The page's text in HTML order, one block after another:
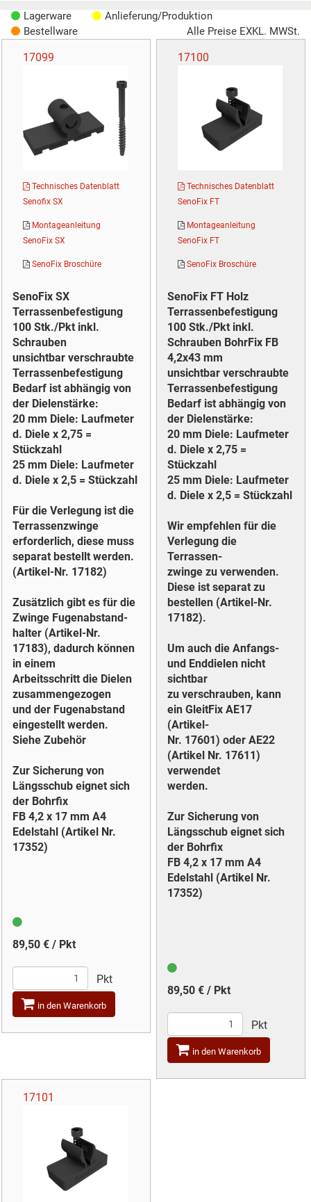
Lagerware
Anlieferung/Produktion
Bestellware
Alle Preise EXKL. MWSt.
17099
Technisches Datenblatt
Senofix SX
Montageanleitung
SenoFix SX
SenoFix Broschüre
SenoFix SX
Terrassenbefestigung
100 Stk./Pkt inkl.
Schrauben
unsichtbar verschraubte
Terrassenbefestigung
Bedarf ist abhängig von
der Dielenstärke:
20 mm Diele: Laufmeter
d. Diele x 2,75 =
Stückzahl
25 mm Diele: Laufmeter
d. Diele x 2,5 = Stückzahl
Für die Verlegung ist die
Terrassenzwinge
erforderlich, diese muss
separat bestellt werden.
(Artikel-Nr. 17182)
Zusätzlich gibt es für die
Zwinge Fugenabstand-
halter (Artikel-Nr.
17183), dadurch können
in einem
Arbeitsschritt die Dielen
zusammengezogen
und der Fugenabstand
eingestellt werden.
Siehe Zubehör
Zur Sicherung von
Längsschub eignet sich
der Bohrfix
FB 4,2 x 17 mm A4
Edelstahl (Artikel Nr.
17352)
89,50 € / Pkt
Pkt
in den Warenkorb
17100
Technisches Datenblatt
SenoFix FT
Montageanleitung
SenoFix FT
SenoFix Broschüre
SenoFix FT Holz
Terrassenbefestigung
100 Stk./Pkt inkl.
Schrauben BohrFix FB
4,2x43 mm
unsichtbar verschraubte
Terrassenbefestigung
Bedarf ist abhängig von
der Dielenstärke:
20 mm Diele: Laufmeter
d. Diele x 2,75 =
Stückzahl
25 mm Diele: Laufmeter
d. Diele x 2,5 = Stückzahl
Wir empfehlen für die
Verlegung die
Terrassen-
zwinge zu verwenden.
Diese ist separat zu
bestellen (Artikel-Nr.
17182).
Um auch die Anfangs-
und Enddielen nicht
sichtbar
zu verschrauben, kann
ein GleitFix AE17
(Artikel-
Nr. 17601) oder AE22
(Artikel Nr. 17611)
verwendet
werden.
Zur Sicherung von
Längsschub eignet sich
der Bohrfix
FB 4,2 x 17 mm A4
Edelstahl (Artikel Nr.
17352)
89,50 € / Pkt
Pkt
in den Warenkorb
17101